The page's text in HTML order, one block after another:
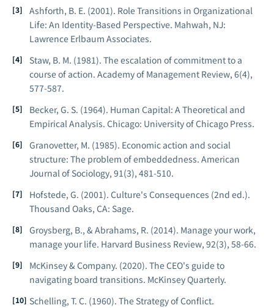
Ashforth, B. E. (2001). Role Transitions in Organizational
Life: An Identity-Based Perspective. Mahwah, NJ:
Lawrence Erlbaum Associates.
Staw, B. M. (1981). The escalation of commitment to a
course of action. Academy of Management Review, 6(4),
577-587.
Becker, G. S. (1964). Human Capital: A Theoretical and
Empirical Analysis. Chicago: University of Chicago Press.
Granovetter, M. (1985). Economic action and social
structure: The problem of embeddedness. American
Journal of Sociology, 91(3), 481-510.
Hofstede, G. (2001). Culture's Consequences (2nd ed.).
Thousand Oaks, CA: Sage.
Groysberg, B., & Abrahams, R. (2014). Manage your work,
manage your life. Harvard Business Review, 92(3), 58-66.
McKinsey & Company. (2020). The CEO's guide to
navigating board transitions. McKinsey Quarterly.
Schelling, T. C. (1960). The Strategy of Conflict.